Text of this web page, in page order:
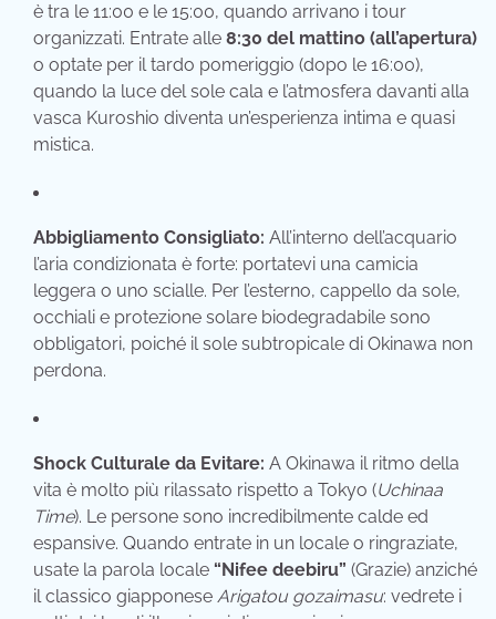
è tra le 11:00 e le 15:00, quando arrivano i tour
organizzati. Entrate alle 8:30 del mattino (all’apertura)
o optate per il tardo pomeriggio (dopo le 16:00),
quando la luce del sole cala e l’atmosfera davanti alla
vasca Kuroshio diventa un’esperienza intima e quasi
mistica.
Abbigliamento Consigliato: All’interno dell’acquario
l’aria condizionata è forte: portatevi una camicia
leggera o uno scialle. Per l’esterno, cappello da sole,
occhiali e protezione solare biodegradabile sono
obbligatori, poiché il sole subtropicale di Okinawa non
perdona.
Shock Culturale da Evitare: A Okinawa il ritmo della
vita è molto più rilassato rispetto a Tokyo (Uchinaa
Time). Le persone sono incredibilmente calde ed
espansive. Quando entrate in un locale o ringraziate,
usate la parola locale “Nifee deebiru” (Grazie) anziché
il classico giapponese Arigatou gozaimasu: vedrete i